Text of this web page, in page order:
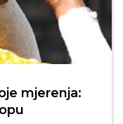
mjerenja: